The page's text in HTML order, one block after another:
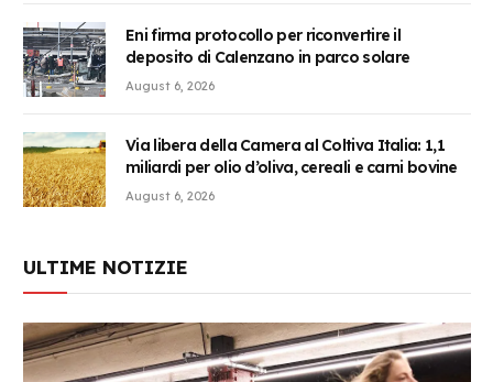
Eni firma protocollo per riconvertire il
deposito di Calenzano in parco solare
August 6, 2026
Via libera della Camera al Coltiva Italia: 1,1
miliardi per olio d’oliva, cereali e carni bovine
August 6, 2026
ULTIME NOTIZIE